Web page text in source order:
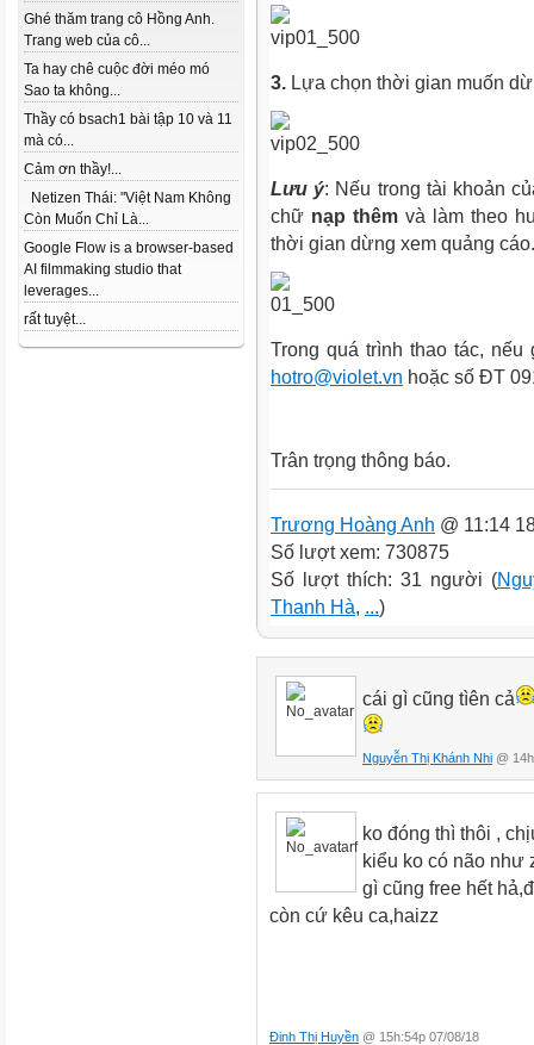
Ghé thăm trang cô Hồng Anh.
Trang web của cô...
Ta hay chê cuộc đời méo mó
Sao ta không...
Thầy có bsach1 bài tập 10 và 11
mà có...
Cảm ơn thầy!...
Netizen Thái: "Việt Nam Không
Còn Muốn Chỉ Là...
Google Flow is a browser-based
AI filmmaking studio that
leverages...
rất tuyệt...
3. Lựa chọn thời gian muốn
Lưu ý: Nếu trong tài khoản
chữ nạp thêm và làm theo
thời gian dừng xem quảng cáo.
Trong quá trình thao tác,
hotro@violet.vn hoặc số ĐT
Trân trọng thông báo.
Trương Hoàng Anh @ 11:14
Số lượt xem: 730875
Số lượt thích: 31 người (
Thanh Hà, ...)
cái gì cũng tìên cả
Nguyễn Thị Khánh Nhi @
ko đóng thì thôi ,
kiểu ko có não như
gì cũng free hết
còn cứ kêu ca,haizz
Đinh Thị Huyền @ 15h:54p 07/08/18